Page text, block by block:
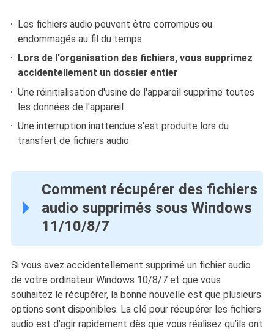
Les fichiers audio peuvent être corrompus ou
endommagés au fil du temps
Lors de l'organisation des fichiers, vous supprimez
accidentellement un dossier entier
Une réinitialisation d'usine de l'appareil supprime toutes
les données de l'appareil
Une interruption inattendue s'est produite lors du
transfert de fichiers audio
Comment récupérer des fichiers
audio supprimés sous Windows
11/10/8/7
Si vous avez accidentellement supprimé un fichier audio
de votre ordinateur Windows 10/8/7 et que vous
souhaitez le récupérer, la bonne nouvelle est que plusieurs
options sont disponibles. La clé pour récupérer les fichiers
audio est d’agir rapidement dès que vous réalisez qu’ils ont